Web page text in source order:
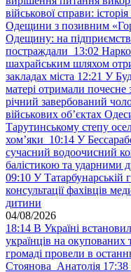
військової справи:
Одещини з позивним
Одещину: на
постраждали 13:02
шахрайським шляхом
закладах міста 12:21 У
матері отримали почесне
річний завербований
військових обʼєктах
Тарутинському степу
хом’яки 10:14 У
сучасний водоочисний
балістикою та ударними
09:10 У Татарбунарській
консультації фахівців
дитини
04/08/2026
18:14 В Україні
українців на окупованих
громаді провели в
Стоянова Анатолія 17:38